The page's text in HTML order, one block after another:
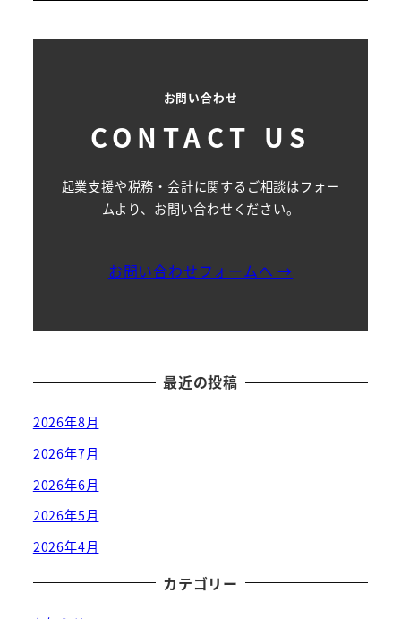
お問い合わせ
CONTACT US
起業支援や税務・会計に関するご相談はフォー
ムより、お問い合わせください。
お問い合わせフォームへ →
最近の投稿
2026年8月
2026年7月
2026年6月
2026年5月
2026年4月
カテゴリー